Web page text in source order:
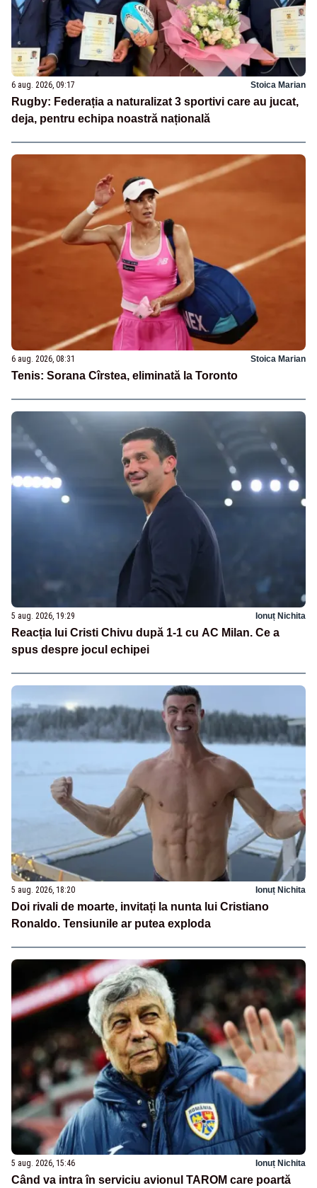
6 aug. 2026, 09:17 Stoica Marian
Rugby: Federația a naturalizat 3 sportivi care au jucat,
deja, pentru echipa noastră națională
6 aug. 2026, 08:31 Stoica Marian
Tenis: Sorana Cîrstea, eliminată la Toronto
5 aug. 2026, 19:29 Ionuț Nichita
Reacția lui Cristi Chivu după 1-1 cu AC Milan. Ce a
spus despre jocul echipei
5 aug. 2026, 18:20 Ionuț Nichita
Doi rivali de moarte, invitați la nunta lui Cristiano
Ronaldo. Tensiunile ar putea exploda
5 aug. 2026, 15:46 Ionuț Nichita
Când va intra în serviciu avionul TAROM care poartă